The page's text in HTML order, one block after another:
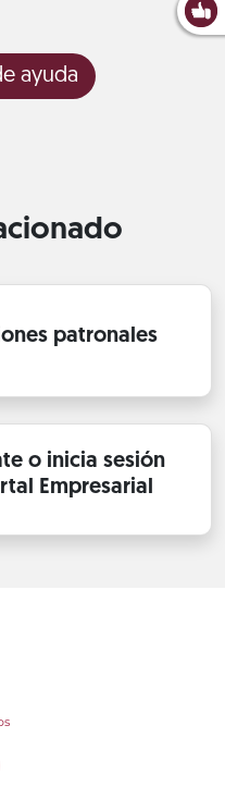
ayuda
patronales
o inicia sesión
Empresarial